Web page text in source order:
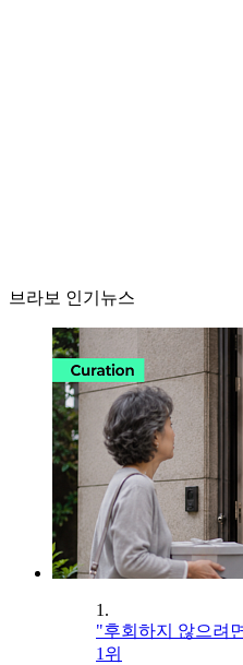
브라보 인기뉴스
1.
"후회하지 않으려
1위